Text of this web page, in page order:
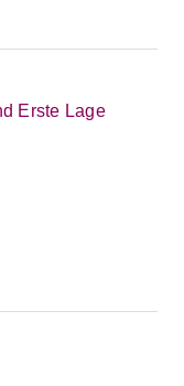
Erste Lage